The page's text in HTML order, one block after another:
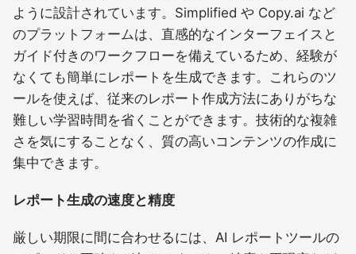
ように設計されています。Simplified や Copy.ai など
のプラットフォームは、直感的なインターフェイスと
ガイド付きのワークフローを備えているため、経験が
なくても簡単にレポートを生成できます。これらのツ
ールを使えば、従来のレポート作成方法にありがちな
難しい学習時間を省くことができます。技術的な複雑
さを気にすることなく、質の高いコンテンツの作成に
集中できます。
レポート生成の速度と精度
厳しい期限に間に合わせるには、AI レポートツールの